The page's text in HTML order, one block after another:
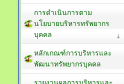
การดำเนินการตาม
นโยบายบริหารทรัพยากร
บุคคล
หลักเกณฑ์การบริหารและ
พัฒนาทรัพยากรบุคคล